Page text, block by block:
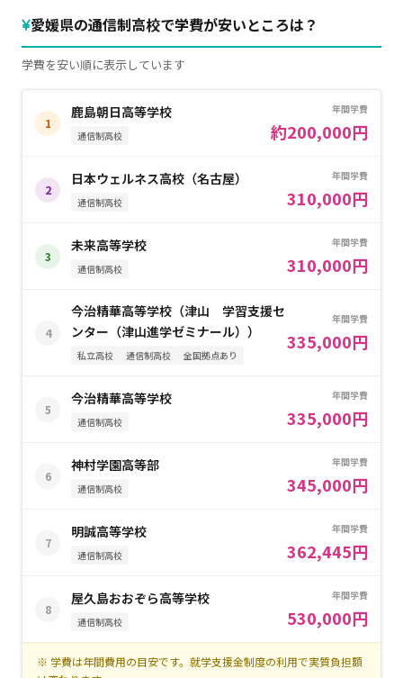
愛媛県の通信制高校で学費が安いところは？
学費を安い順に表示しています
1
鹿島朝日高等学校
通信制高校
年間学費
約200,000円
2
日本ウェルネス高校（名古屋）
通信制高校
年間学費
310,000円
3
未来高等学校
通信制高校
年間学費
310,000円
4
今治精華高等学校（津山 学習支援セ
ンター（津山進学ゼミナール））
私立高校 通信制高校 全国拠点あり
年間学費
335,000円
5
今治精華高等学校
通信制高校
年間学費
335,000円
6
神村学園高等部
通信制高校
年間学費
345,000円
7
明誠高等学校
通信制高校
年間学費
362,445円
8
屋久島おおぞら高等学校
通信制高校
年間学費
530,000円
※ 学費は年間費用の目安です。就学支援金制度の利用で実質負担額